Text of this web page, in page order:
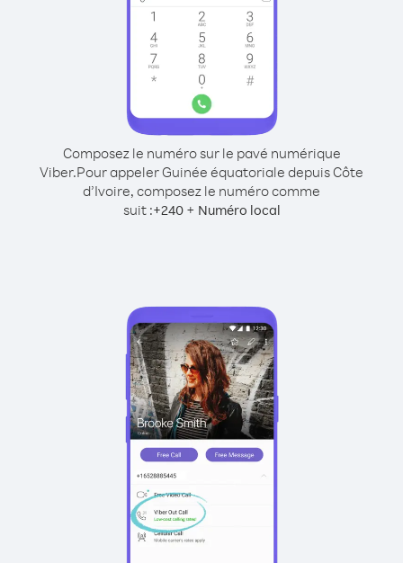
Composez le numéro sur le pavé numérique
Viber.Pour appeler Guinée équatoriale depuis Côte
d’Ivoire, composez le numéro comme
suit :+240+ Numéro local